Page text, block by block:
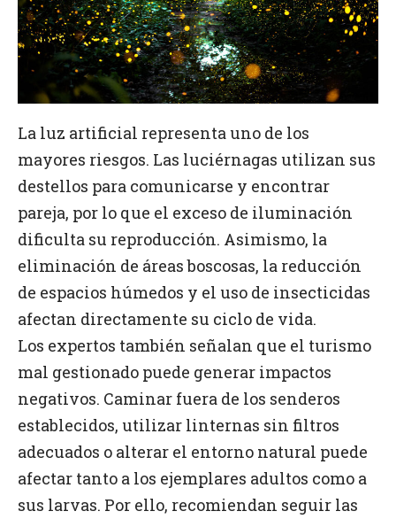
La luz artificial representa uno de los
mayores riesgos. Las luciérnagas utilizan sus
destellos para comunicarse y encontrar
pareja, por lo que el exceso de iluminación
dificulta su reproducción. Asimismo, la
eliminación de áreas boscosas, la reducción
de espacios húmedos y el uso de insecticidas
afectan directamente su ciclo de vida.
Los expertos también señalan que el turismo
mal gestionado puede generar impactos
negativos. Caminar fuera de los senderos
establecidos, utilizar linternas sin filtros
adecuados o alterar el entorno natural puede
afectar tanto a los ejemplares adultos como a
sus larvas. Por ello, recomiendan seguir las